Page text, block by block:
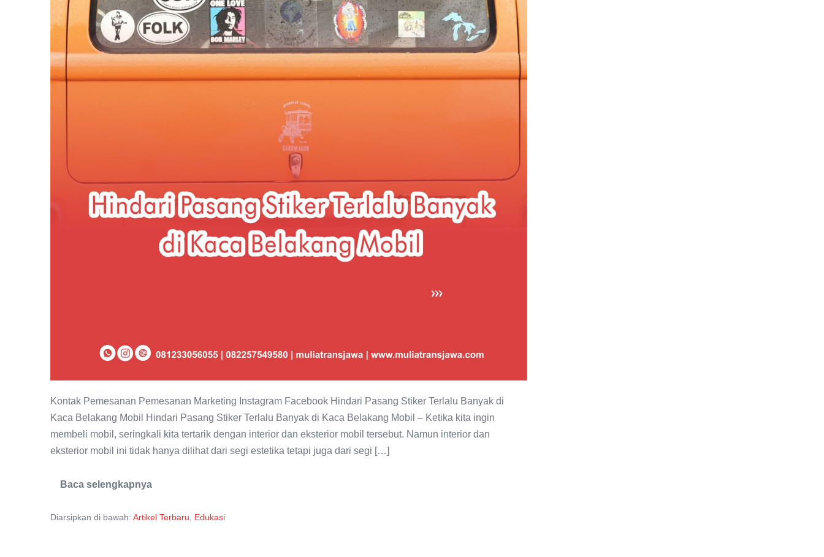
Kaca
Belakang
Kontak Pemesanan Pemesanan Marketing Instagram Facebook Hindari Pasang Stiker Terlalu Banyak di
Kaca Belakang Mobil Hindari Pasang Stiker Terlalu Banyak di Kaca Belakang Mobil – Ketika kita ingin
membeli mobil, seringkali kita tertarik dengan interior dan eksterior mobil tersebut. Namun interior dan
eksterior mobil ini tidak hanya dilihat dari segi estetika tetapi juga dari segi […]
Baca selengkapnya
Hindari
Terlalu
Diarsipkan di bawah: Artikel Terbaru, Edukasi